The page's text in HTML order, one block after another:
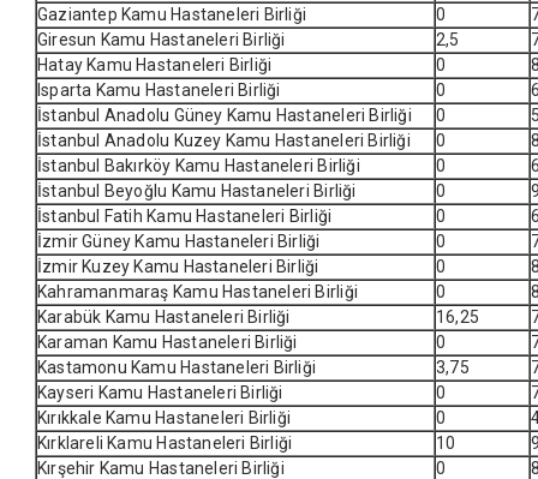
Gaziantep Kamu Hastaneleri Birliği
0
Giresun Kamu Hastaneleri Birliği
2,5
Hatay Kamu Hastaneleri Birliği
0
Isparta Kamu Hastaneleri Birliği
0
İstanbul Anadolu Güney Kamu Hastaneleri Birliği
0
İstanbul Anadolu Kuzey Kamu Hastaneleri Birliği
0
İstanbul Bakırköy Kamu Hastaneleri Birliği
0
İstanbul Beyoğlu Kamu Hastaneleri Birliği
0
İstanbul Fatih Kamu Hastaneleri Birliği
0
İzmir Güney Kamu Hastaneleri Birliği
0
İzmir Kuzey Kamu Hastaneleri Birliği
0
Kahramanmaraş Kamu Hastaneleri Birliği
0
Karabük Kamu Hastaneleri Birliği
16,25
Karaman Kamu Hastaneleri Birliği
0
Kastamonu Kamu Hastaneleri Birliği
3,75
Kayseri Kamu Hastaneleri Birliği
0
Kırıkkale Kamu Hastaneleri Birliği
0
Kırklareli Kamu Hastaneleri Birliği
10
Kırşehir Kamu Hastaneleri Birliği
0